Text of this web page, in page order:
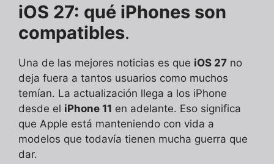
iOS 27: qué iPhones son
compatibles.
Una de las mejores noticias es que iOS 27 no
deja fuera a tantos usuarios como muchos
temían. La actualización llega a los iPhone
desde el iPhone 11 en adelante. Eso significa
que Apple está manteniendo con vida a
modelos que todavía tienen mucha guerra que
dar.